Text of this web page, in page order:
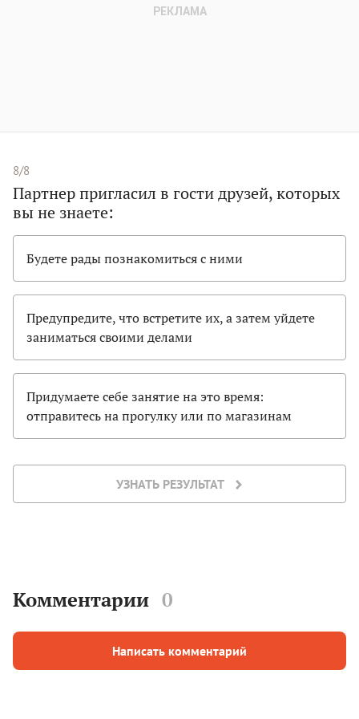
8/8
Партнер пригласил в гости друзей, которых
вы не знаете:
Будете рады познакомиться с ними
Предупредите, что встретите их, а затем уйдете
заниматься своими делами
Придумаете себе занятие на это время:
отправитесь на прогулку или по магазинам
УЗНАТЬ РЕЗУЛЬТАТ
Комментарии 0
Написать комментарий